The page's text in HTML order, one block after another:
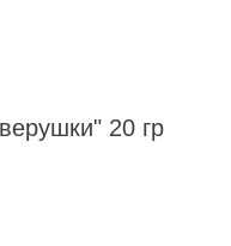
20 гр